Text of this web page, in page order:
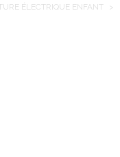
ÉLECTRIQUE ENFANT >